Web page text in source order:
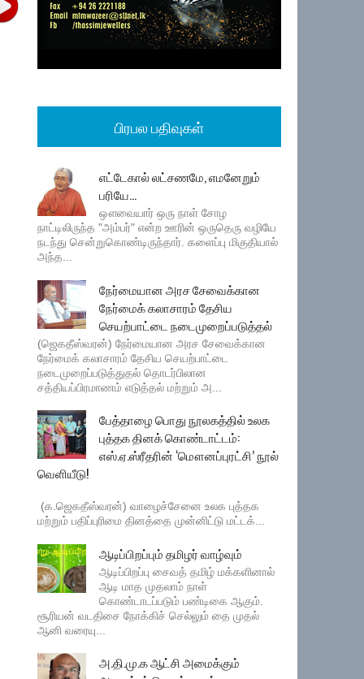
பிரபல பதிவுகள்
எட்டேகால் லட்சணமே, எமனேறும்
பரியே...
ஔவையார் ஒரு நாள் சோழ
நாட்டிலிருந்த "அம்பர்" என்ற ஊரின் ஒருதெரு வழியே
நடந்து சென்றுகொண்டிருந்தார். களைப்பு மிகுதியால்
அந்த...
நேர்மையான அரச சேவைக்கான
நேர்மைக் கலாசாரம் தேசிய
செயற்பாட்டை நடைமுறைப்படுத்தல்
(ஜெகதீஸ்வரன்) நேர்மையான அரச சேவைக்கான
நேர்மைக் கலாசாரம் தேசிய செயற்பாட்டை
நடைமுறைப்படுத்துதல் தொடர்பிலான
சத்தியப்பிரமாணம் எடுத்தல் மற்றும் அ...
பேத்தாழை பொது நூலகத்தில் உலக
புத்தக தினக் கொண்டாட்டம்:
எஸ்.ஏ.ஸ்ரீதரின் ‘மௌனப்புரட்சி’ நூல்
வெளியீடு!
(க.ஜெகதீஸ்வரன்) வாழைச்சேனை உலக புத்தக
மற்றும் பதிப்புரிமை தினத்தை முன்னிட்டு மட்டக்...
ஆடிப்பிறப்பும் தமிழர் வாழ்வும்
ஆடிப்பிறப்பு சைவத் தமிழ் மக்களினால்
ஆடி மாத முதலாம் நாள்
கொண்டாடப்படும் பண்டிகை ஆகும்.
சூரியன் வடதிசை நோக்கிச் செல்லும் தை முதல்
ஆனி வரையு...
அ.தி.மு.க ஆட்சி அமைக்கும்